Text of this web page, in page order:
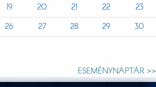
19 20 21 22
23
26 27 28 29
30
ESEMÉNYNAPTÁR >>